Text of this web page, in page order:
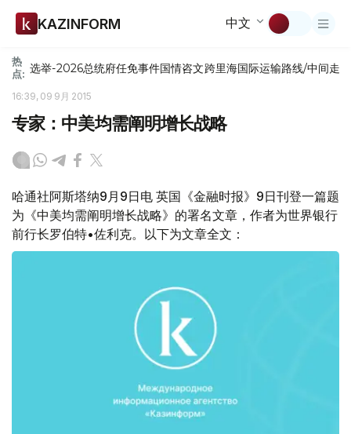
KAZINFORM 中文
热
点: 选举-2026总统府任免事件国情咨文跨里海国际运输路线/中间走廊
16:39, 09 9月 2015
专家：中美均需阐明增长战略
哈通社阿斯塔纳9月9日电 英国《金融时报》9日刊登一篇题
为《中美均需阐明增长战略》的署名文章，作者为世界银行
前行长罗伯特•佐利克。以下为文章全文：